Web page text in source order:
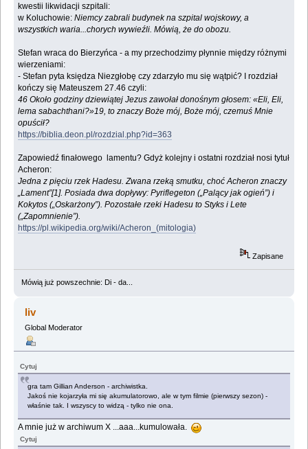
kwestii likwidacji szpitali:
w Koluchowie:Niemcy zabrali budynek na szpital wojskowy, a
wszystkich waria...chorych wywieźli. Mówią, że do obozu.
Stefan wraca do Bierzyńca - a my przechodzimy płynnie między różnymi
wierzeniami:
- Stefan pyta księdza Niezgłobę czy zdarzyło mu się wątpić? I rozdział
kończy się Mateuszem 27.46 czyli:
46 Około godziny dziewiątej Jezus zawołał donośnym głosem: «Eli, Eli,
lema sabachthani?»19, to znaczy Boże mój, Boże mój, czemuś Mnie
opuścił?
https://biblia.deon.pl/rozdzial.php?id=363
Zapowiedź finałowego lamentu? Gdyż kolejny i ostatni rozdział nosi tytuł
Acheron:
Jedna z pięciu rzek Hadesu. Zwana rzeką smutku, choć Acheron znaczy
„Lament”[1]. Posiada dwa dopływy: Pyriflegeton („Palący jak ogień”) i
Kokytos („Oskarżony”). Pozostałe rzeki Hadesu to Styks i Lete
(„Zapomnienie”).
https://pl.wikipedia.org/wiki/Acheron_(mitologia)
Zapisane
Mówią już powszechnie: Di - da...
liv
Global Moderator
Cytuj
gra tam Gillian Anderson - archiwistka.
Jakoś nie kojarzyła mi się akumulatorowo, ale w tym filmie (pierwszy sezon) -
właśnie tak. I wszyscy to widzą - tylko nie ona.
A mnie już w archiwum X ...aaa...kumulowała.
Cytuj